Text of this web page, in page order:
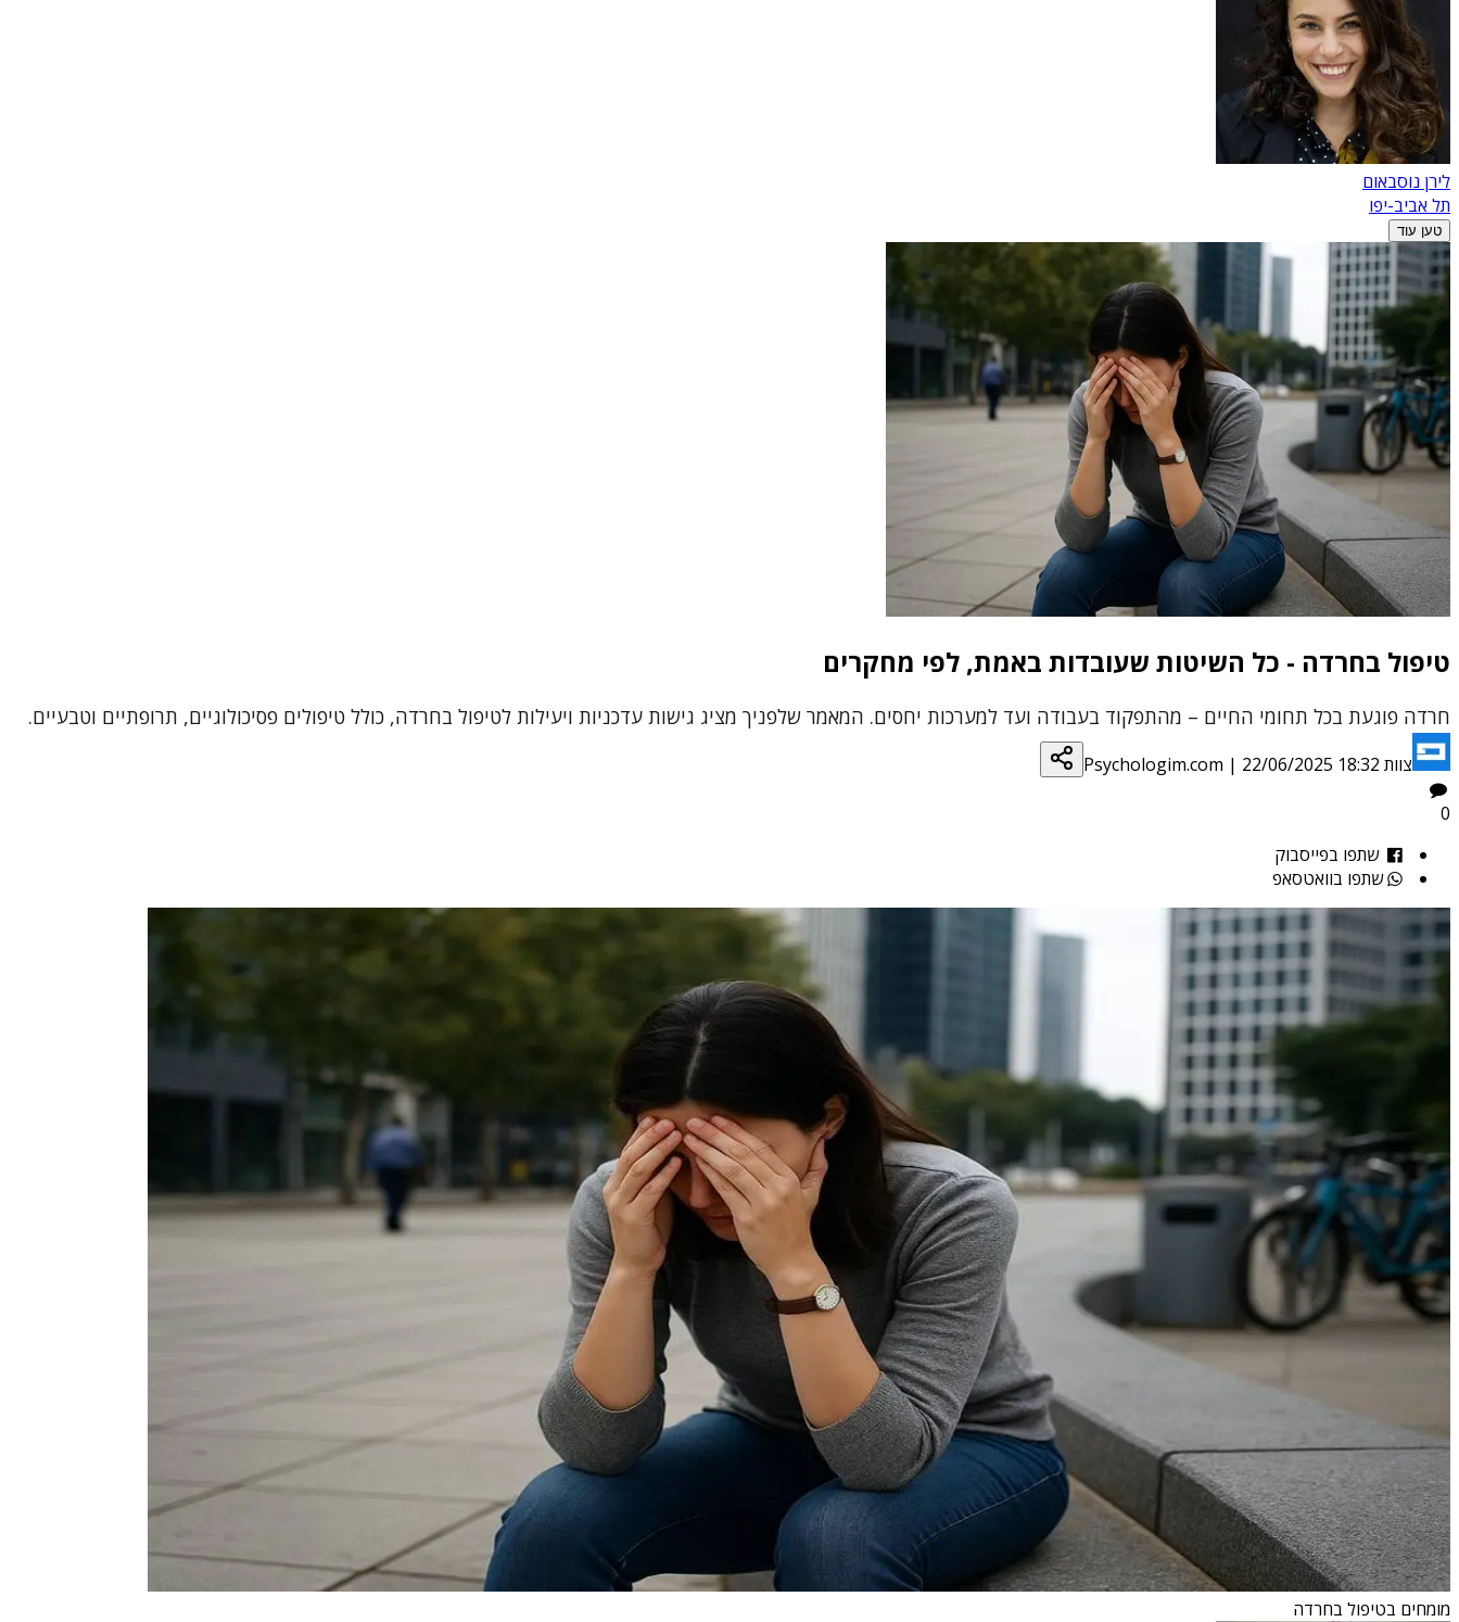
לירן נוסבאום
תל אביב-יפו
טען עוד
טיפול בחרדה - כל השיטות שעובדות באמת, לפי מחקרים
חרדה פוגעת בכל תחומי החיים – מהתפקוד בעבודה ועד למערכות יחסים. המאמר שלפניך מציג גישות עדכניות ויעילות לטיפול בחרדה, כולל טיפולים פסיכולוגיים, תרופתיים וטבעיים.
צוות Psychologim.com | 22/06/2025 18:32
0
שתפו בפייסבוק
שתפו בוואטסאפ
מומחים בטיפול בחרדה